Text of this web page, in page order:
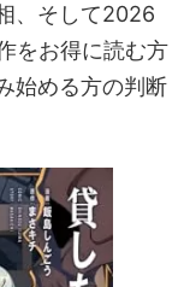
、そして2026
をお得に読む方
始める方の判断